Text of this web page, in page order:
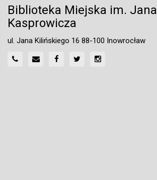
Biblioteka Miejska im. Jana
Kasprowicza
ul. Jana Kilińskiego 16 88-100 Inowrocław